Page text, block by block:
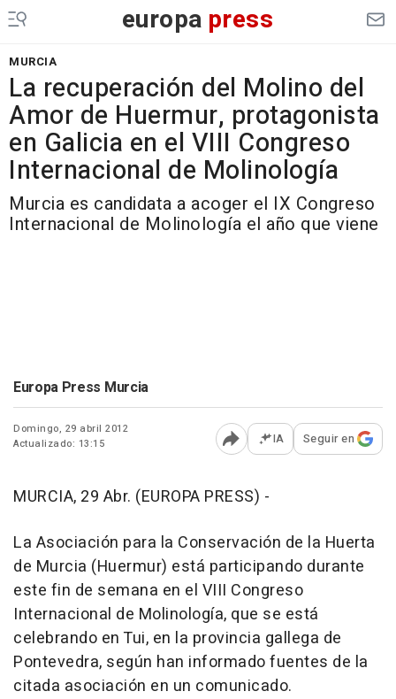
europa press
MURCIA
La recuperación del Molino del
Amor de Huermur, protagonista
en Galicia en el VIII Congreso
Internacional de Molinología
Murcia es candidata a acoger el IX Congreso
Internacional de Molinología el año que viene
Europa Press Murcia
Domingo, 29 abril 2012
Actualizado: 13:15
Abrir opciones para
IA Seguir en
MURCIA, 29 Abr. (EUROPA PRESS) -
La Asociación para la Conservación de la Huerta
de Murcia (Huermur) está participando durante
este fin de semana en el VIII Congreso
Internacional de Molinología, que se está
celebrando en Tui, en la provincia gallega de
Pontevedra, según han informado fuentes de la
citada asociación en un comunicado.